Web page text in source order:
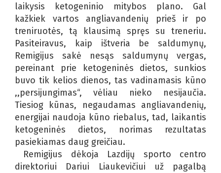
laikysis ketogeninio mitybos plano. Gal
kažkiek vartos angliavandenių prieš ir po
treniruotės, tą klausimą spręs su treneriu.
Pasiteiravus, kaip ištveria be saldumynų,
Remigijus sakė nesąs saldumynų vergas,
pereinant prie ketogeninės dietos, sunkios
buvo tik kelios dienos, tas vadinamasis kūno
,,persijungimas“, vėliau nieko nesijaučia.
Tiesiog kūnas, negaudamas angliavandenių,
energijai naudoja kūno riebalus, tad, laikantis
ketogeninės dietos, norimas rezultatas
pasiekiamas daug greičiau.
Remigijus dėkoja Lazdijų sporto centro
direktoriui Dariui Liaukevičiui už pagalbą